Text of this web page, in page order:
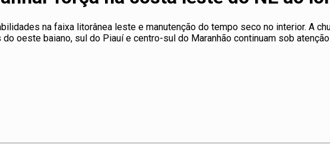
na faixa litorânea leste e manutenção do tempo seco no interior. A
oeste baiano, sul do Piauí e centro-sul do Maranhão continuam sob